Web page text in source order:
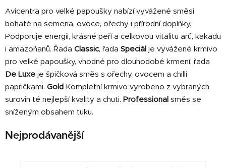
Avicentra pro velké papoušky nabízí vyvážené směsi
bohaté na semena, ovoce, ořechy i přírodní doplňky.
Podporuje energii, krásné peří a celkovou vitalitu arů, kakadu
i amazoňanů. Řada Classic, řada Speciál je vyvážené krmivo
pro velké papoušky, vhodné pro dlouhodobé krmení, řada
De Luxe je špičková směs s ořechy, ovocem a chilli
papričkami. Gold Kompletní krmivo vyrobeno z vybraných
surovin té nejlepší kvality a chuti. Professional směs se
sníženým obsahem tuku.
Nejprodávanější